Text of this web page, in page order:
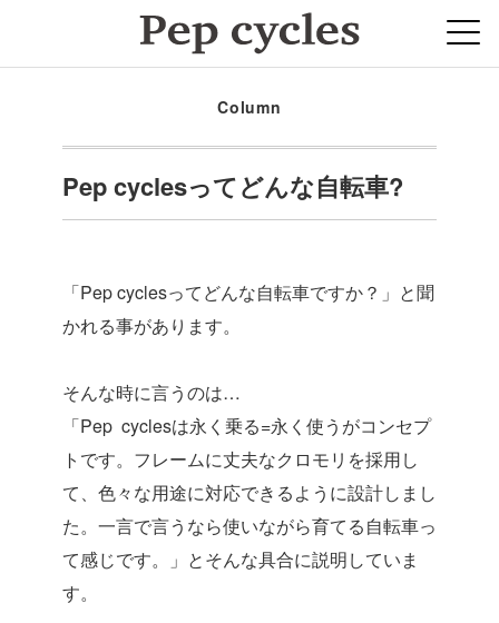
Column
Pep cyclesってどんな自転車?
「Pep cyclesってどんな自転車ですか？」と聞
かれる事があります。
そんな時に言うのは…
「Pep cyclesは永く乗る=永く使うがコンセプ
トです。フレームに丈夫なクロモリを採用し
て、色々な用途に対応できるように設計しまし
た。一言で言うなら使いながら育てる自転車っ
て感じです。」とそんな具合に説明していま
す。